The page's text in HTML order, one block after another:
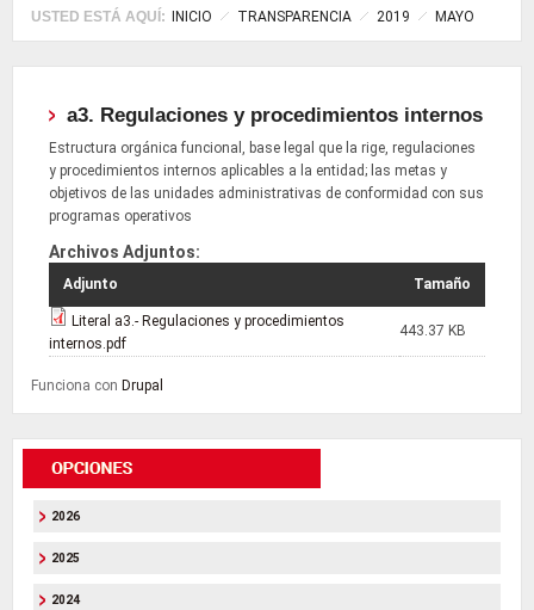
USTED ESTÁ AQUÍ: INICIO TRANSPARENCIA 2019 MAYO
a3. Regulaciones y procedimientos internos
Estructura orgánica funcional, base legal que la rige, regulaciones
y procedimientos internos aplicables a la entidad; las metas y
objetivos de las unidades administrativas de conformidad con sus
programas operativos
Archivos Adjuntos:
Adjunto Tamaño
Literal a3.- Regulaciones y procedimientos
internos.pdf
443.37 KB
Funciona con Drupal
2026
2025
2024